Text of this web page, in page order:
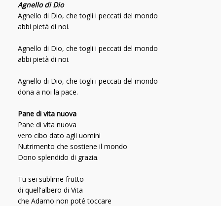
Agnello di Dio
Agnello di Dio, che togli i peccati del mondo
abbi pietà di noi.
Agnello di Dio, che togli i peccati del mondo
abbi pietà di noi.
Agnello di Dio, che togli i peccati del mondo
dona a noi la pace.
Pane di vita nuova
Pane di vita nuova
vero cibo dato agli uomini
Nutrimento che sostiene il mondo
Dono splendido di grazia.
Tu sei sublime frutto
di quell'albero di Vita
che Adamo non poté toccare